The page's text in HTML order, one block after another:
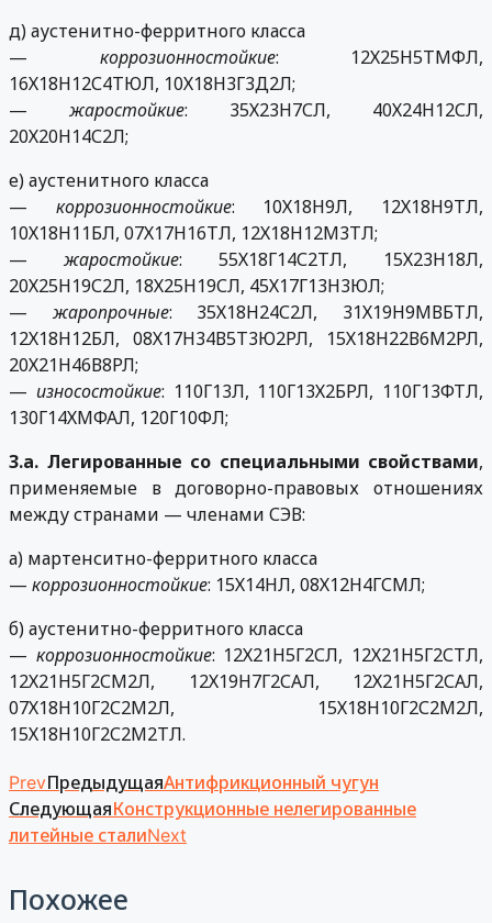
д) аустенитно-ферритного класса
— коррозионностойкие: 12Х25Н5ТМФЛ,
16Х18Н12С4ТЮЛ, 10Х18Н3Г3Д2Л;
— жаростойкие: 35Х23Н7СЛ, 40Х24Н12СЛ,
20Х20Н14С2Л;
е) аустенитного класса
— коррозионностойкие: 10Х18Н9Л, 12Х18Н9ТЛ,
10Х18Н11БЛ, 07Х17Н16ТЛ, 12Х18Н12М3ТЛ;
— жаростойкие: 55Х18Г14С2ТЛ, 15Х23Н18Л,
20Х25Н19С2Л, 18Х25Н19СЛ, 45Х17Г13Н3ЮЛ;
— жаропрочные: 35Х18Н24С2Л, 31Х19Н9МВБТЛ,
12Х18Н12БЛ, 08Х17Н34В5Т3Ю2РЛ, 15Х18Н22В6М2РЛ,
20Х21Н46В8РЛ;
— износостойкие: 110Г13Л, 110Г13Х2БРЛ, 110Г13ФТЛ,
130Г14ХМФАЛ, 120Г10ФЛ;
3.а. Легированные со специальными свойствами,
применяемые в договорно-правовых отношениях
между странами — членами СЭВ:
а) мартенситно-ферритного класса
— коррозионностойкие: 15Х14НЛ, 08Х12Н4ГСМЛ;
б) аустенитно-ферритного класса
— коррозионностойкие: 12Х21Н5Г2СЛ, 12Х21Н5Г2СТЛ,
12Х21Н5Г2СМ2Л, 12Х19Н7Г2САЛ, 12Х21Н5Г2САЛ,
07Х18Н10Г2С2М2Л, 15Х18Н10Г2С2М2Л,
15Х18Н10Г2С2М2ТЛ.
PrevПредыдущаяАнтифрикционный чугун
СледующаяКонструкционные нелегированные
литейные сталиNext
Похожее